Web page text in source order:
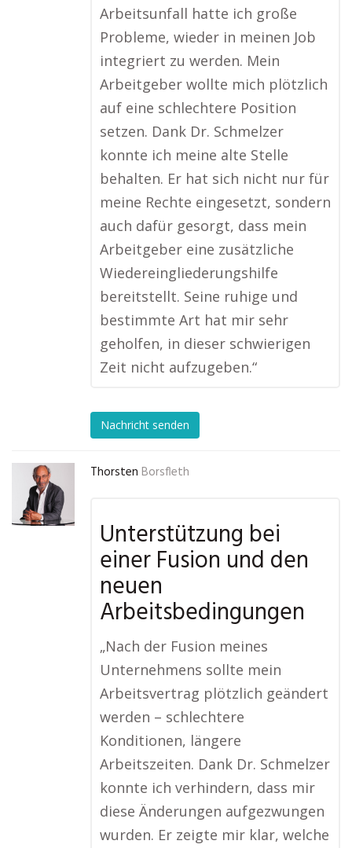
Arbeitsunfall hatte ich große
Probleme, wieder in meinen Job
integriert zu werden. Mein
Arbeitgeber wollte mich plötzlich
auf eine schlechtere Position
setzen. Dank Dr. Schmelzer
konnte ich meine alte Stelle
behalten. Er hat sich nicht nur für
meine Rechte eingesetzt, sondern
auch dafür gesorgt, dass mein
Arbeitgeber eine zusätzliche
Wiedereingliederungshilfe
bereitstellt. Seine ruhige und
bestimmte Art hat mir sehr
geholfen, in dieser schwierigen
Zeit nicht aufzugeben.“
Nachricht senden
Thorsten Borsfleth
Unterstützung bei
einer Fusion und den
neuen
Arbeitsbedingungen
„Nach der Fusion meines
Unternehmens sollte mein
Arbeitsvertrag plötzlich geändert
werden – schlechtere
Konditionen, längere
Arbeitszeiten. Dank Dr. Schmelzer
konnte ich verhindern, dass mir
diese Änderungen aufgezwungen
wurden. Er zeigte mir klar, welche